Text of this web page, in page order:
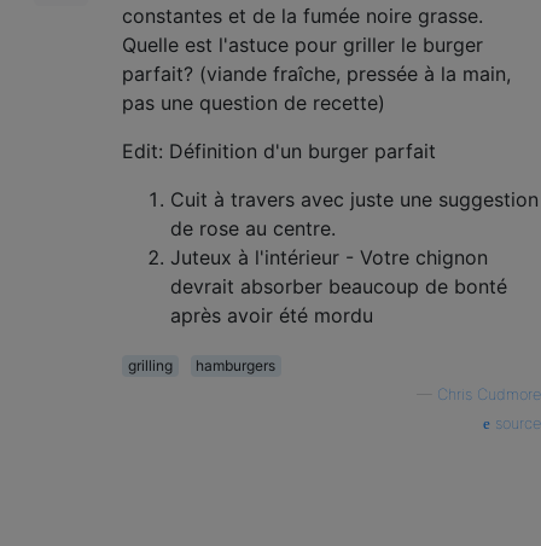
constantes et de la fumée noire grasse.
Quelle est l'astuce pour griller le burger
parfait? (viande fraîche, pressée à la main,
pas une question de recette)
Edit: Définition d'un burger parfait
Cuit à travers avec juste une suggestion
de rose au centre.
Juteux à l'intérieur - Votre chignon
devrait absorber beaucoup de bonté
après avoir été mordu
grilling
hamburgers
Chris Cudmore
source